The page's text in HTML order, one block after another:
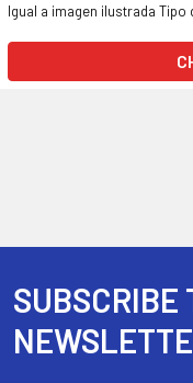
Igual a imagen ilustrada Tipo
Footer
SUBSCRIBE